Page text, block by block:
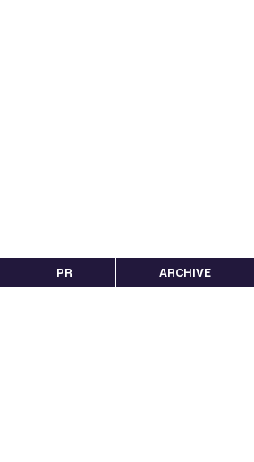
PR ARCHIVE